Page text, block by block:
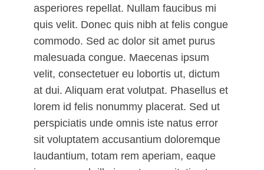
asperiores repellat. Nullam faucibus mi
quis velit. Donec quis nibh at felis congue
commodo. Sed ac dolor sit amet purus
malesuada congue. Maecenas ipsum
velit, consectetuer eu lobortis ut, dictum
at dui. Aliquam erat volutpat. Phasellus et
lorem id felis nonummy placerat. Sed ut
perspiciatis unde omnis iste natus error
sit voluptatem accusantium doloremque
laudantium, totam rem aperiam, eaque